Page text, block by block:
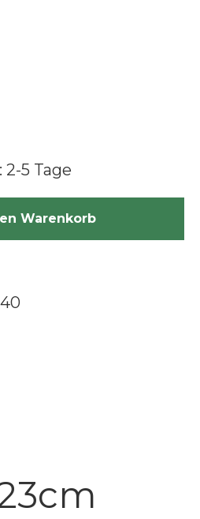
5 Tage
ein oder benutze die
Warenkorb